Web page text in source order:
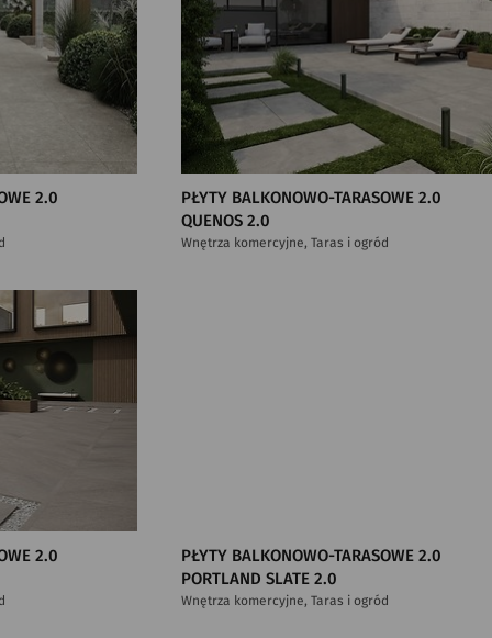
2.0
PŁYTY BALKONOWO-TARASOWE 2.0
QUENOS 2.0
Wnętrza komercyjne, Taras i ogród
2.0
PŁYTY BALKONOWO-TARASOWE 2.0
PORTLAND SLATE 2.0
Wnętrza komercyjne, Taras i ogród